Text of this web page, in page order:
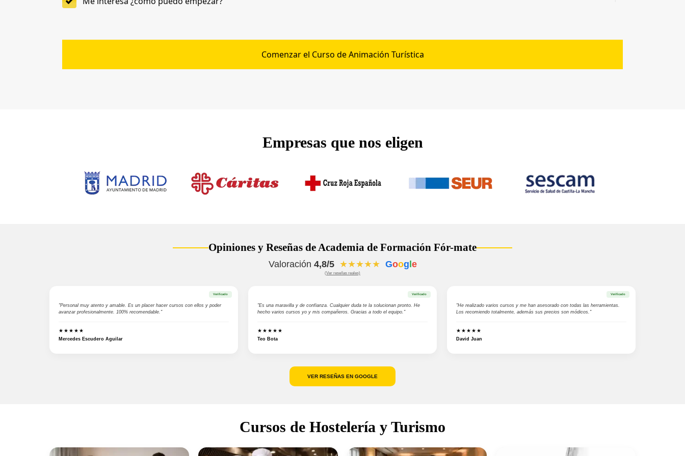
Comenzar el Curso de Animación Turística
Empresas que nos eligen
Opiniones y Reseñas de Academia de Formación Fór-mate
Valoración 4,8/5 ★★★★★ Goog e
(Ver reseñas reales)
Verificado
"Personal muy atento y amable. Es un placer hacer cursos con ellos y poder
avanzar profesionalmente. 100% recomendable."
★★★★★
Mercedes Escudero Aguilar
Verificado
"Es una maravilla y de confianza. Cualquier duda te la solucionan pronto. He
hecho varios cursos yo y mis compañeros. Gracias a todo el equipo."
★★★★★
Teo Bota
Verificado
"He realizado varios cursos y me han asesorado con todas las herramientas.
Los recomiendo totalmente, además sus precios son módicos."
★★★★★
David Juan
VER RESEÑAS EN GOOGLE
Cursos de Hostelería y Turismo